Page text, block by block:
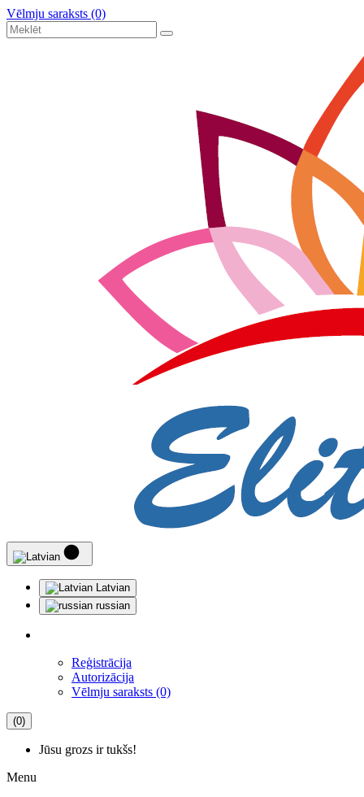
Vēlmju saraksts (0)
Latvian
russian
Reģistrācija
Autorizācija
Vēlmju saraksts (0)
(0)
Jūsu grozs ir tukšs!
Menu